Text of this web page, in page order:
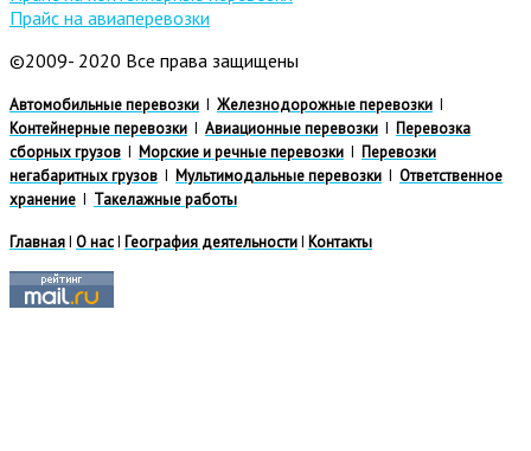
Прайс на авиаперевозки
©2009- 2020 Все права защищены
Автомобильные перевозки I Железнодорожные перевозки I
Контейнерные перевозки I Авиационные перевозки I Перевозка
сборных грузов I Морские и речные перевозки I Перевозки
негабаритных грузов I Мультимодальные перевозки I Ответственное
хранение I Такелажные работы
ГлавнаяI О насI География деятельностиI Контакты